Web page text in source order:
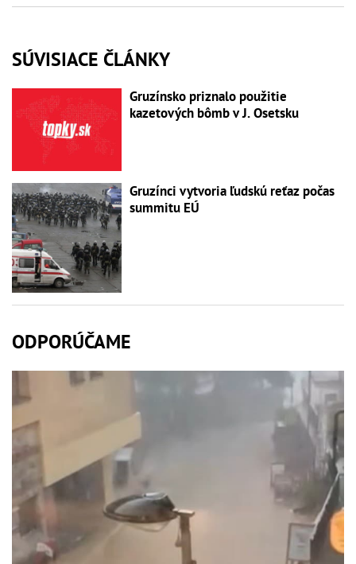
SÚVISIACE ČLÁNKY
Gruzínsko priznalo použitie
kazetových bômb v J. Osetsku
Gruzínci vytvoria ľudskú reťaz počas
summitu EÚ
ODPORÚČAME